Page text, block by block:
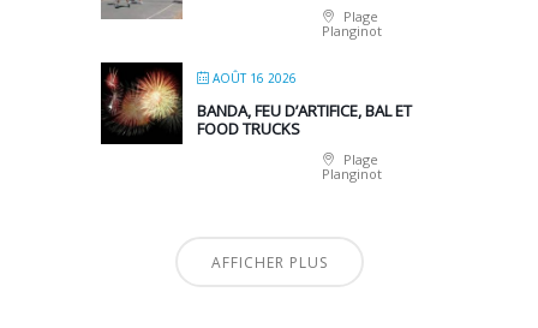
Plage
Planginot
AOÛT 16 2026
BANDA, FEU D’ARTIFICE, BAL ET
FOOD TRUCKS
Plage
Planginot
AFFICHER PLUS